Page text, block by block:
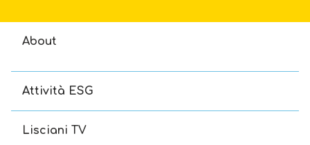
About
Attività ESG
Lisciani TV